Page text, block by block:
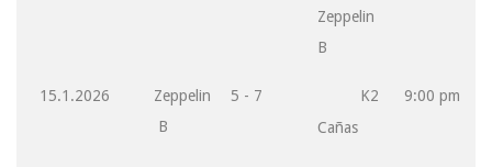
Zeppelin
B
15.1.2026
Zeppelin
B
5 - 7
K2
Cañas
9:00 pm